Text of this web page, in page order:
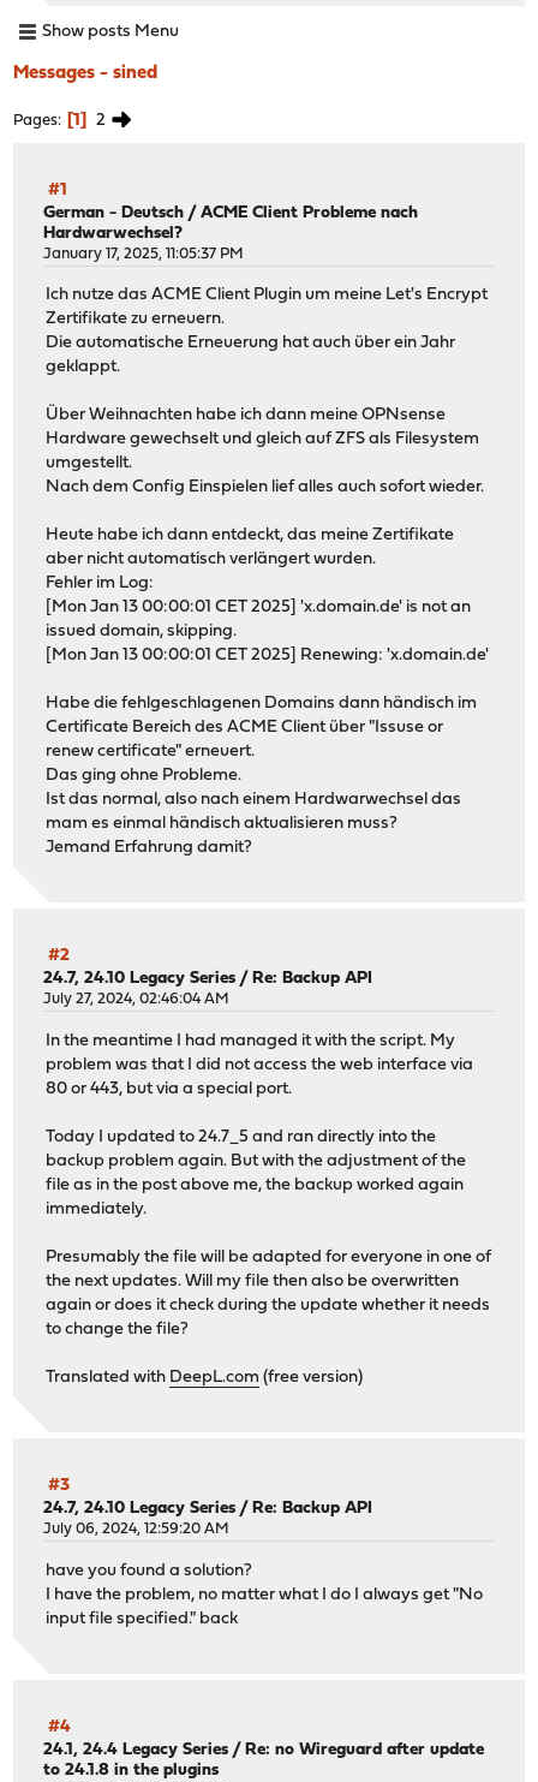
Show posts Menu
Messages - sined
Pages 1 2
#1
German - Deutsch /ACME Client Probleme nach
Hardwarwechsel?
January 17, 2025, 11:05:37 PM
Ich nutze das ACME Client Plugin um meine Let's Encrypt
Zertifikate zu erneuern.
Die automatische Erneuerung hat auch über ein Jahr
geklappt.
Über Weihnachten habe ich dann meine OPNsense
Hardware gewechselt und gleich auf ZFS als Filesystem
umgestellt.
Nach dem Config Einspielen lief alles auch sofort wieder.
Heute habe ich dann entdeckt, das meine Zertifikate
aber nicht automatisch verlängert wurden.
Fehler im Log:
[Mon Jan 13 00:00:01 CET 2025] 'x.domain.de' is not an
issued domain, skipping.
[Mon Jan 13 00:00:01 CET 2025] Renewing: 'x.domain.de'
Habe die fehlgeschlagenen Domains dann händisch im
Certificate Bereich des ACME Client über "Issuse or
renew certificate" erneuert.
Das ging ohne Probleme.
Ist das normal, also nach einem Hardwarwechsel das
mam es einmal händisch aktualisieren muss?
Jemand Erfahrung damit?
#2
24.7, 24.10 Legacy Series /Re: Backup API
July 27, 2024, 02:46:04 AM
In the meantime I had managed it with the script. My
problem was that I did not access the web interface via
80 or 443, but via a special port.
Today I updated to 24.7_5 and ran directly into the
backup problem again. But with the adjustment of the
file as in the post above me, the backup worked again
immediately.
Presumably the file will be adapted for everyone in one of
the next updates. Will my file then also be overwritten
again or does it check during the update whether it needs
to change the file?
Translated with DeepL.com (free version)
#3
24.7, 24.10 Legacy Series /Re: Backup API
July 06, 2024, 12:59:20 AM
have you found a solution?
I have the problem, no matter what I do I always get "No
input file specified." back
#4
24.1, 24.4 Legacy Series /Re: no Wireguard after update
to 24.1.8 in the plugins